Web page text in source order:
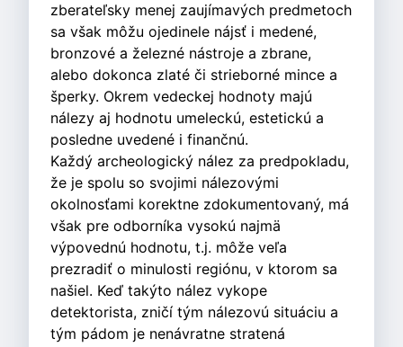
zberateľsky menej zaujímavých predmetoch
sa však môžu ojedinele nájsť i medené,
bronzové a železné nástroje a zbrane,
alebo dokonca zlaté či strieborné mince a
šperky. Okrem vedeckej hodnoty majú
nálezy aj hodnotu umeleckú, estetickú a
posledne uvedené i finančnú.
Každý archeologický nález za predpokladu,
že je spolu so svojimi nálezovými
okolnosťami korektne zdokumentovaný, má
však pre odborníka vysokú najmä
výpovednú hodnotu, t.j. môže veľa
prezradiť o minulosti regiónu, v ktorom sa
našiel. Keď takýto nález vykope
detektorista, zničí tým nálezovú situáciu a
tým pádom je nenávratne stratená